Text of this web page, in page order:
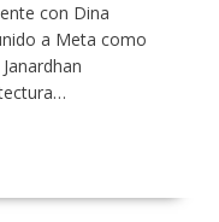
con Dina
a Meta como